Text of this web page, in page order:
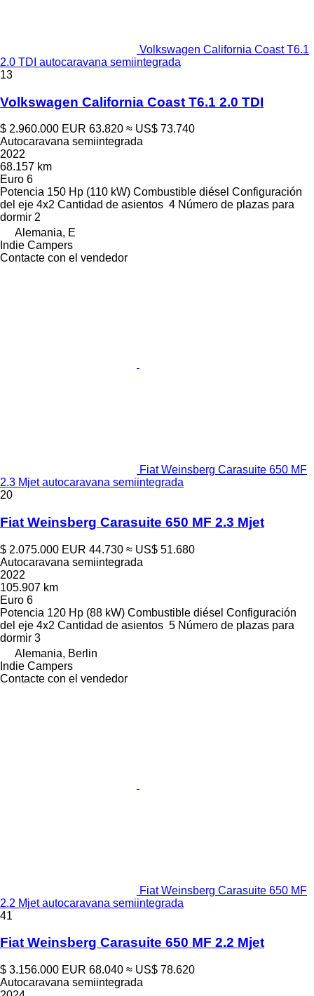
Volkswagen California Coast T6.1
2.0 TDI autocaravana semiintegrada
13
Volkswagen California Coast T6.1 2.0 TDI
$ 2.960.000 EUR 63.820 ≈ US$ 73.740
Autocaravana semiintegrada
2022
68.157 km
Euro 6
Potencia 150 Hp (110 kW) Combustible diésel Configuración
del eje 4x2 Cantidad de asientos 4 Número de plazas para
dormir 2
Alemania, E
Indie Campers
Contacte con el vendedor
Fiat Weinsberg Carasuite 650 MF
2.3 Mjet autocaravana semiintegrada
20
Fiat Weinsberg Carasuite 650 MF 2.3 Mjet
$ 2.075.000 EUR 44.730 ≈ US$ 51.680
Autocaravana semiintegrada
2022
105.907 km
Euro 6
Potencia 120 Hp (88 kW) Combustible diésel Configuración
del eje 4x2 Cantidad de asientos 5 Número de plazas para
dormir 3
Alemania, Berlin
Indie Campers
Contacte con el vendedor
Fiat Weinsberg Carasuite 650 MF
2.2 Mjet autocaravana semiintegrada
41
Fiat Weinsberg Carasuite 650 MF 2.2 Mjet
$ 3.156.000 EUR 68.040 ≈ US$ 78.620
Autocaravana semiintegrada